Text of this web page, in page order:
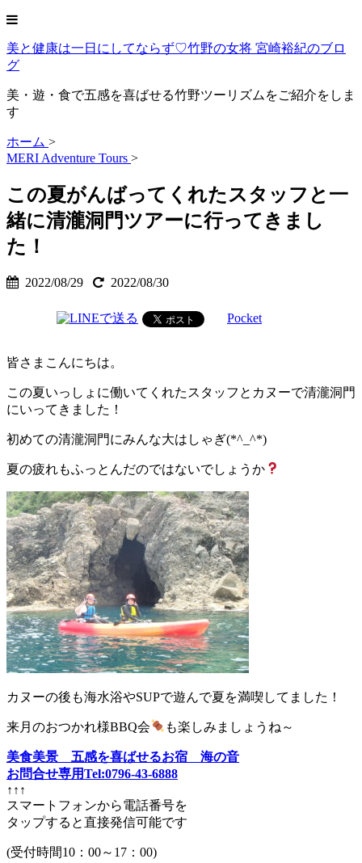
美と健康は一日にしてならず♡竹野の女将 宮崎裕紀のブロ
グ
美・遊・食で五感を喜ばせる竹野ツーリズムをご紹介をしま
す
ホーム >
MERI Adventure Tours >
この夏がんばってくれたスタッフと一
緒に清瀧洞門ツアーに行ってきまし
た！
2022/08/29 2022/08/30
Pocket
皆さまこんにちは。
この夏いっしょに働いてくれたスタッフとカヌーで清瀧洞門
にいってきました！
初めての清瀧洞門にみんな大はしゃぎ(*^_^*)
夏の疲れもふっとんだのではないでしょうか
カヌーの後も海水浴やSUPで遊んで夏を満喫してました！
来月のおつかれ様BBQ会 も楽しみましょうね～
美食美景 五感を喜ばせるお宿 海の音
お問合せ専用Tel:0796-43-6888
↑↑↑
スマートフォンから電話番号を
タップすると直接発信可能です
(受付時間10：00～17：00)